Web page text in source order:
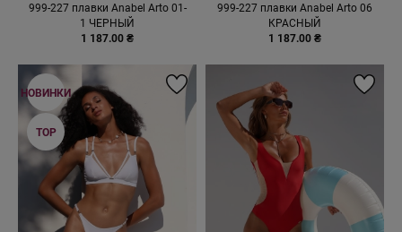
999-227 плавки Anabel Arto 01-
1 ЧЕРНЫЙ
1 187.00 ₴
999-227 плавки Anabel Arto 06
КРАСНЫЙ
1 187.00 ₴
НОВИНКИ
TOP